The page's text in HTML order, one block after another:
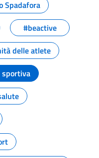
Spadafora
#beactive
delle atlete
sportiva